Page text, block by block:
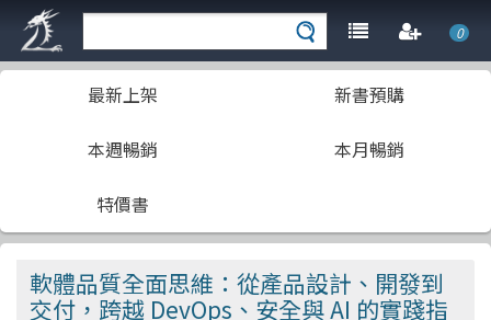
0
最新上架 新書預購
本週暢銷 本月暢銷
特價書
軟體品質全面思維：從產品設計、開發到
交付，跨越 DevOps、安全與 AI 的實踐指